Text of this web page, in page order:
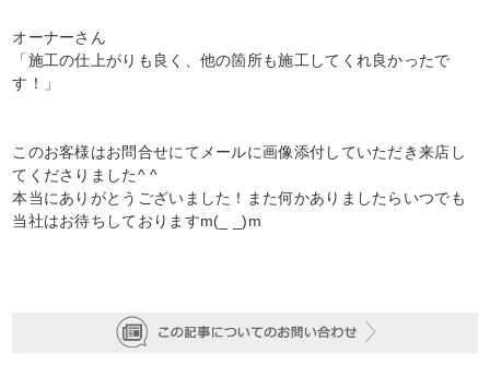
オーナーさん
「施工の仕上がりも良く、他の箇所も施工してくれ良かったで
す！」
このお客様はお問合せにてメールに画像添付していただき来店し
てくださりました^ ^
本当にありがとうございました！また何かありましたらいつでも
当社はお待ちしておりますm(_ _)m